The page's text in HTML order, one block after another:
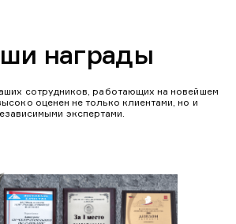
награды
сотрудников, работающих на новейшем
оценен не только клиентами, но и
экспертами.